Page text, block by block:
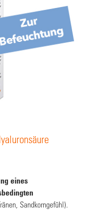
eines
Sandkorngefühl).